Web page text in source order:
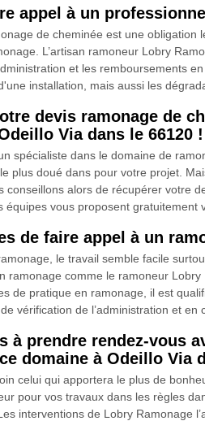
appel à un
de cheminée est une
L’artisan ramoneur Lobry
et les remboursements
installation, mais aussi les
devis ramonage de
Via dans le 66120 !
spécialiste dans le domaine de
plus doué dans pour votre projet.
conseillons alors de récupérer votre
équipes vous proposent
de faire appel à un
le travail semble facile
ramonage comme le ramoneur
de pratique en ramonage, il est
vérification de l’administration et en
à prendre rendez-vous
domaine à Odeillo Via
celui qui apportera le plus de
pour vos travaux dans les règles
interventions de Lobry Ramonage